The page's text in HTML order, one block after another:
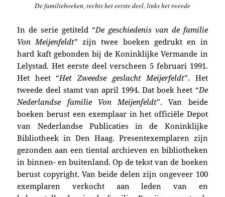
De familieboeken, rechts het eerste deel, links het tweede
In de serie getiteld “De geschiedenis van de familie
Von Meijenfeldt” zijn twee boeken gedrukt en in
hard kaft gebonden bij de Koninklijke Vermande in
Lelystad.Het eerste deel verscheen 5 februari 1991.
Het heet “Het Zweedse geslacht Meijerfeldt”. Het
tweede deel stamt van april 1994. Dat boek heet “De
Nederlandse familie Von Meijenfeldt”.Van beide
boeken berust een exemplaar in het officiële Depot
van Nederlandse Publicaties in de Koninklijke
Bibliotheek in Den Haag. Presentexemplaren zijn
gezonden aan een tiental archieven en bibliotheken
in binnen- en buitenland. Op de tekst van de boeken
berust copyright. Van beide delen zijn ongeveer 100
exemplaren verkocht aan leden van en